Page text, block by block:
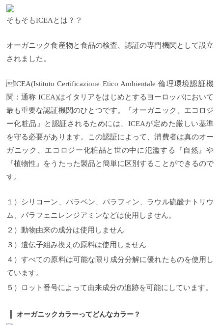
そもそもICEAとは？？
オーガニック食産物と食品の検査、認証の専門機関として設立
されました。
ICEA(Istituto Certificazione Etico Ambientale 倫理環境認証機
関：通称 ICEA)はイタリアをはじめとするヨーロッパにおいて
最も重要な認証機関のひとつです。『オーガニック、エコロジ
ー化粧品』と認証されるためには、ICEAが定めた厳しい基準
を守る必要があります。この認証によって、消費者は真のオー
ガニック、エコロジー化粧品と世の中に氾濫する『自然』や
『植物性』をうたった製品と簡単に区別することができるので
す。
１）シリコーン、パラベン、パラフィン、ラウル硫酸ナトリウ
ム、パラフェニレンジアミンなどは使用しません。
２）動物由来の成分は使用しません
３）遺伝子組み換えの原料は使用しません
４）すべての原料は可能な限り成分分解に優れたものを使用し
ています。
５）ロット番号によって由来成分の追跡を可能にしています。
オーガニックカラーってどんなカラー？